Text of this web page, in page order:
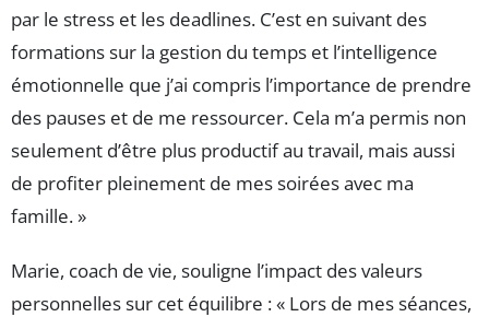
par le stress et les deadlines. C’est en suivant des
formations sur la gestion du temps et l’intelligence
émotionnelle que j’ai compris l’importance de prendre
des pauses et de me ressourcer. Cela m’a permis non
seulement d’être plus productif au travail, mais aussi
de profiter pleinement de mes soirées avec ma
famille. »
Marie, coach de vie, souligne l’impact des valeurs
personnelles sur cet équilibre : « Lors de mes séances,